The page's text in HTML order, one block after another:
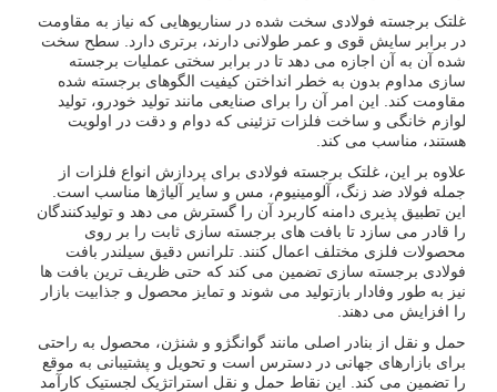
غلتک برجسته فولادی سخت شده در سناریوهایی که نیاز به مقاومت
در برابر سایش قوی و عمر طولانی دارند، برتری دارد. سطح سخت
شده آن به آن اجازه می دهد تا در برابر سختی عملیات برجسته
سازی مداوم بدون به خطر انداختن کیفیت الگوهای برجسته شده
مقاومت کند. این امر آن را برای صنایعی مانند تولید خودرو، تولید
لوازم خانگی و ساخت فلزات تزئینی که دوام و دقت در اولویت
هستند، مناسب می کند.
علاوه بر این، غلتک برجسته فولادی برای پردازش انواع فلزات از
جمله فولاد ضد زنگ، آلومینیوم، مس و سایر آلیاژها مناسب است.
این تطبیق پذیری دامنه کاربرد آن را گسترش می دهد و تولیدکنندگان
را قادر می سازد تا بافت های برجسته سازی ثابت را بر روی
محصولات فلزی مختلف اعمال کنند. تلرانس دقیق سیلندر بافت
فولادی برجسته سازی تضمین می کند که حتی ظریف ترین بافت ها
نیز به طور وفادار بازتولید می شوند و تمایز محصول و جذابیت بازار
را افزایش می دهند.
حمل و نقل از بنادر اصلی مانند گوانگژو و شنژن، محصول به راحتی
برای بازارهای جهانی در دسترس است و تحویل و پشتیبانی به موقع
را تضمین می کند. این نقاط حمل و نقل استراتژیک لجستیک کارآمد